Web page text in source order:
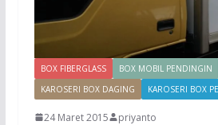
BOX FIBERGLASS
BOX MOBIL PENDINGIN
KAROSERI BOX DAGING
KAROSERI BOX
24 Maret 2015 priyanto